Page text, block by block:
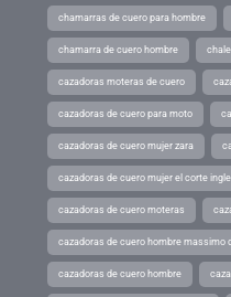
chamarras de cuero para hombre
chamarra de cuero hombre
cazadoras moteras de cuero
cazadoras de cuero para moto
cazadoras de cuero mujer zara
cazadoras de cuero mujer el corte
cazadoras de cuero moteras
cazadoras de cuero hombre massimo
cazadoras de cuero hombre